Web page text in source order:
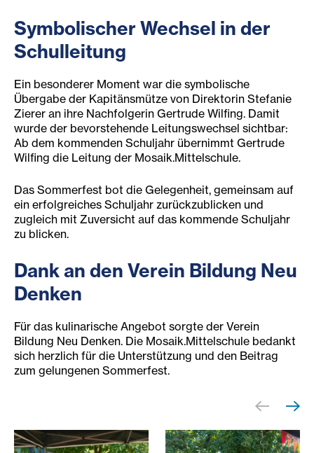
Symbolischer Wechsel in der
Schulleitung
Ein besonderer Moment war die symbolische
Übergabe der Kapitänsmütze von Direktorin Stefanie
Zierer an ihre Nachfolgerin Gertrude Wilfing. Damit
wurde der bevorstehende Leitungswechsel sichtbar:
Ab dem kommenden Schuljahr übernimmt Gertrude
Wilfing die Leitung der Mosaik.Mittelschule.
Das Sommerfest bot die Gelegenheit, gemeinsam auf
ein erfolgreiches Schuljahr zurückzublicken und
zugleich mit Zuversicht auf das kommende Schuljahr
zu blicken.
Dank an den Verein Bildung Neu
Denken
Für das kulinarische Angebot sorgte der Verein
Bildung Neu Denken. Die Mosaik.Mittelschule bedankt
sich herzlich für die Unterstützung und den Beitrag
zum gelungenen Sommerfest.